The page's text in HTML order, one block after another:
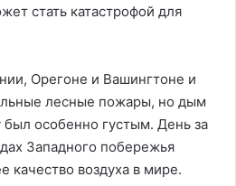
стать катастрофой для
Орегоне и Вашингтоне и
лесные пожары, но дым
был особенно густым. День за
Западного побережья
качество воздуха в мире.